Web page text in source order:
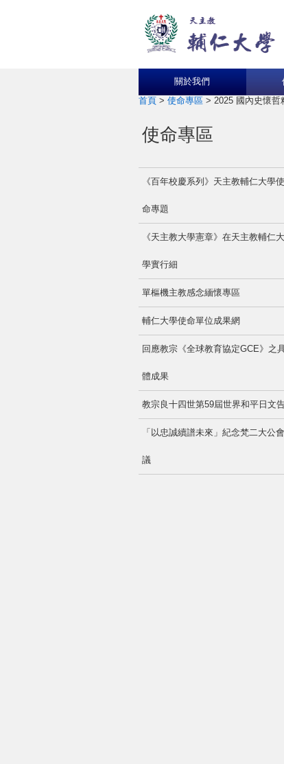
關於我們
首頁 > 使命專區 > 2025 國內史懷哲
使命專區
《百年校慶系列》天主教輔仁大學使
命專題
《天主教大學憲章》在天主教輔仁大
學實行細
單樞機主教感念緬懷專區
輔仁大學使命單位成果網
回應教宗《全球教育協定GCE》之
體成果
教宗良十四世第59屆世界和平日文
「以忠誠續譜未來」紀念梵二大公會
議